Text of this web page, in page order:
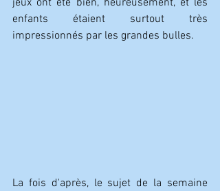
jeux ont été bien, heureusement, et les
enfants étaient surtout très
impressionnés par les grandes bulles.
La fois d'après, le sujet de la semaine